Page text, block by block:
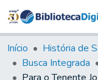
Início História de
Busca Integrada